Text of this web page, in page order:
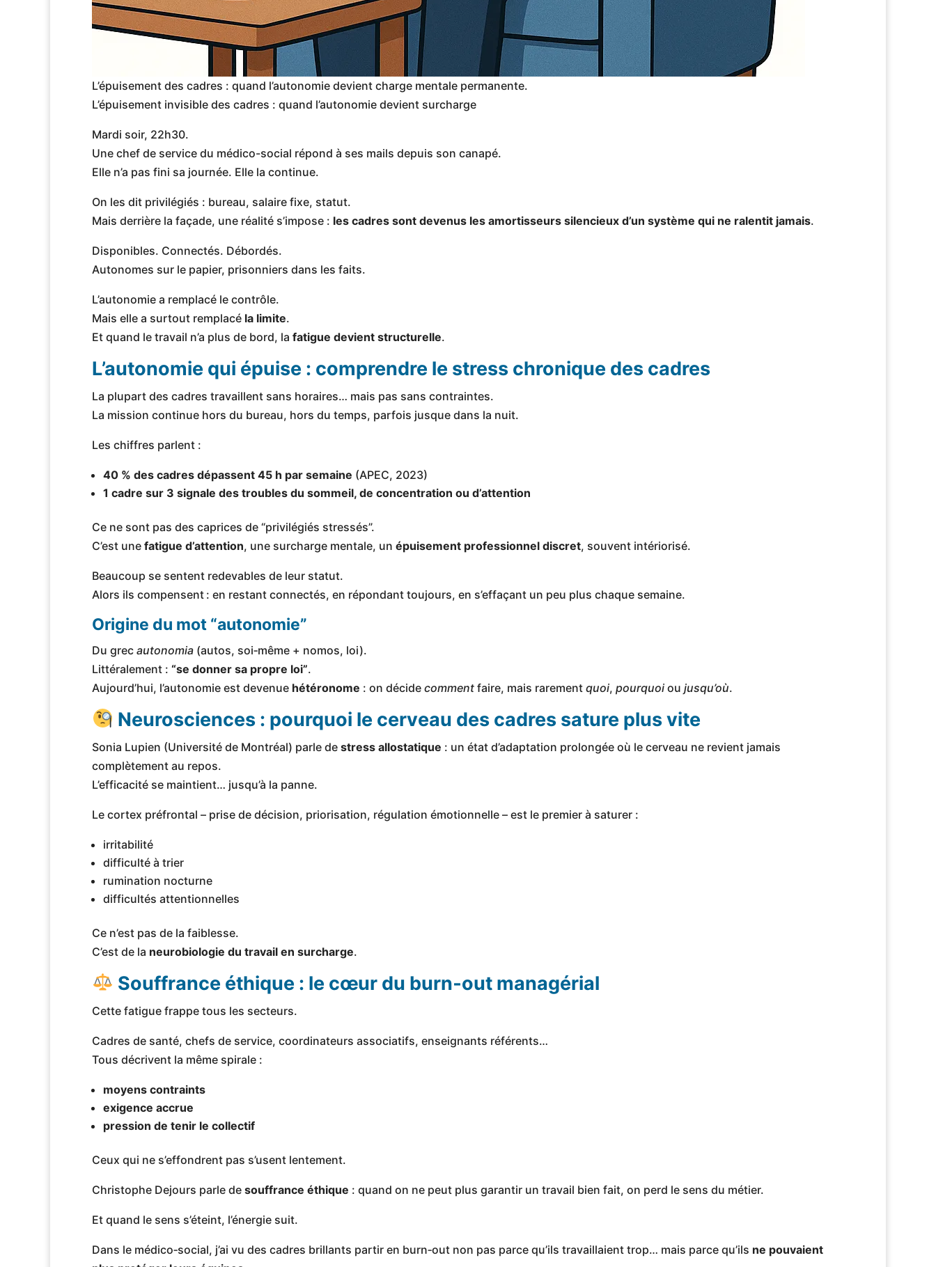
L’épuisement des cadres : quand l’autonomie devient charge mentale permanente.
L’épuisement invisible des cadres : quand l’autonomie devient surcharge
Mardi soir, 22h30.
Une chef de service du médico-social répond à ses mails depuis son canapé.
Elle n’a pas fini sa journée. Elle la continue.
On les dit privilégiés : bureau, salaire fixe, statut.
Mais derrière la façade, une réalité s’impose : les cadres sont devenus les amortisseurs silencieux d’un système qui ne ralentit jamais.
Disponibles. Connectés. Débordés.
Autonomes sur le papier, prisonniers dans les faits.
L’autonomie a remplacé le contrôle.
Mais elle a surtout remplacé la limite.
Et quand le travail n’a plus de bord, la fatigue devient structurelle.
L’autonomie qui épuise : comprendre le stress chronique des cadres
La plupart des cadres travaillent sans horaires… mais pas sans contraintes.
La mission continue hors du bureau, hors du temps, parfois jusque dans la nuit.
Les chiffres parlent :
40 % des cadres dépassent 45 h par semaine (APEC, 2023)
1 cadre sur 3 signale des troubles du sommeil, de concentration ou d’attention
Ce ne sont pas des caprices de “privilégiés stressés”.
C’est une fatigue d’attention, une surcharge mentale, un épuisement professionnel discret, souvent intériorisé.
Beaucoup se sentent redevables de leur statut.
Alors ils compensent : en restant connectés, en répondant toujours, en s’effaçant un peu plus chaque semaine.
Origine du mot “autonomie”
Du grec autonomia (autos, soi‑même + nomos, loi).
Littéralement : “se donner sa propre loi”.
Aujourd’hui, l’autonomie est devenue hétéronome : on décide comment faire, mais rarement quoi, pourquoi ou jusqu’où.
Neurosciences : pourquoi le cerveau des cadres sature plus vite
Sonia Lupien (Université de Montréal) parle de stress allostatique : un état d’adaptation prolongée où le cerveau ne revient jamais
complètement au repos.
L’efficacité se maintient… jusqu’à la panne.
Le cortex préfrontal – prise de décision, priorisation, régulation émotionnelle – est le premier à saturer :
irritabilité
difficulté à trier
rumination nocturne
difficultés attentionnelles
Ce n’est pas de la faiblesse.
C’est de la neurobiologie du travail en surcharge.
Souffrance éthique : le cœur du burn‑out managérial
Cette fatigue frappe tous les secteurs.
Cadres de santé, chefs de service, coordinateurs associatifs, enseignants référents…
Tous décrivent la même spirale :
moyens contraints
exigence accrue
pression de tenir le collectif
Ceux qui ne s’effondrent pas s’usent lentement.
Christophe Dejours parle de souffrance éthique : quand on ne peut plus garantir un travail bien fait, on perd le sens du métier.
Et quand le sens s’éteint, l’énergie suit.
Dans le médico‑social, j’ai vu des cadres brillants partir en burn‑out non pas parce qu’ils travaillaient trop… mais parce qu’ils ne pouvaient